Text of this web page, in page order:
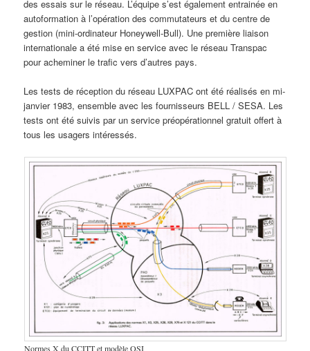
des essais sur le réseau. L’équipe s’est également entrainée en
autoformation à l’opération des commutateurs et du centre de
gestion (mini-ordinateur Honeywell-Bull). Une première liaison
internationale a été mise en service avec le réseau Transpac
pour acheminer le trafic vers d’autres pays.
Les tests de réception du réseau LUXPAC ont été réalisés en mi-
janvier 1983, ensemble avec les fournisseurs BELL / SESA. Les
tests ont été suivis par un service préopérationnel gratuit offert à
tous les usagers intéressés.
Normes X du CCITT et modèle OSI